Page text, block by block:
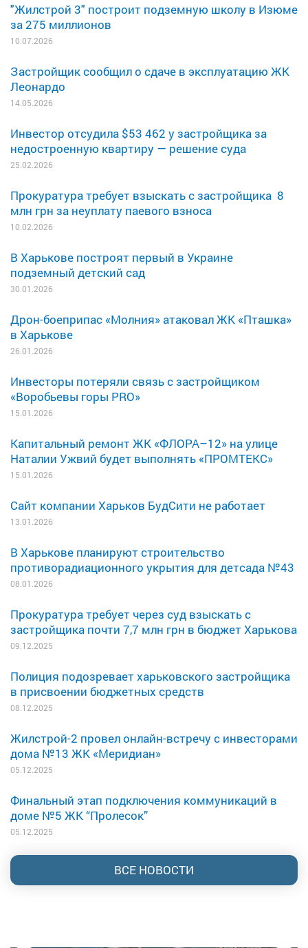
"Жилстрой 3" построит подземную школу в Изюме
за 275 миллионов
10.07.2026
Застройщик сообщил о сдаче в эксплуатацию ЖК
Леонардо
14.05.2026
Инвестор отсудила $53 462 у застройщика за
недостроенную квартиру — решение суда
25.02.2026
Прокуратура требует взыскать с застройщика 8
млн грн за неуплату паевого взноса
10.02.2026
В Харькове построят первый в Украине
подземный детский сад
30.01.2026
Дрон-боеприпас «Молния» атаковал ЖК «Пташка»
в Харькове
26.01.2026
Инвесторы потеряли связь с застройщиком
«Воробьевы горы PRO»
15.01.2026
Капитальный ремонт ЖК «ФЛОРА–12» на улице
Наталии Ужвий будет выполнять «ПРОМТЕКС»
15.01.2026
Сайт компании Харьков БудСити не работает
13.01.2026
В Харькове планируют строительство
противорадиационного укрытия для детсада №43
08.01.2026
Прокуратура требует через суд взыскать с
застройщика почти 7,7 млн грн в бюджет Харькова
09.12.2025
Полиция подозревает харьковского застройщика
в присвоении бюджетных средств
08.12.2025
Жилстрой-2 провел онлайн-встречу с инвесторами
дома №13 ЖК «Меридиан»
05.12.2025
Финальный этап подключения коммуникаций в
доме №5 ЖК “Пролесок”
05.12.2025
ВСЕ НОВОСТИ